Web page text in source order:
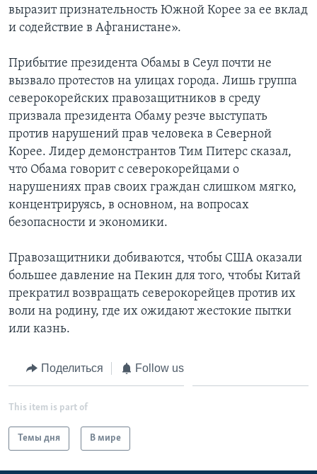
выразит признательность Южной Корее за ее вклад
и содействие в Афганистане».
Прибытие президента Обамы в Сеул почти не
вызвало протестов на улицах города. Лишь группа
северокорейских правозащитников в среду
призвала президента Обаму резче выступать
против нарушений прав человека в Северной
Корее. Лидер демонстрантов Тим Питерс сказал,
что Обама говорит с северокорейцами о
нарушениях прав своих граждан слишком мягко,
концентрируясь, в основном, на вопросах
безопасности и экономики.
Правозащитники добиваются, чтобы США оказали
большее давление на Пекин для того, чтобы Китай
прекратил возвращать северокорейцев против их
воли на родину, где их ожидают жестокие пытки
или казнь.
Поделиться Follow us
This item is part of
Темы дня В мире